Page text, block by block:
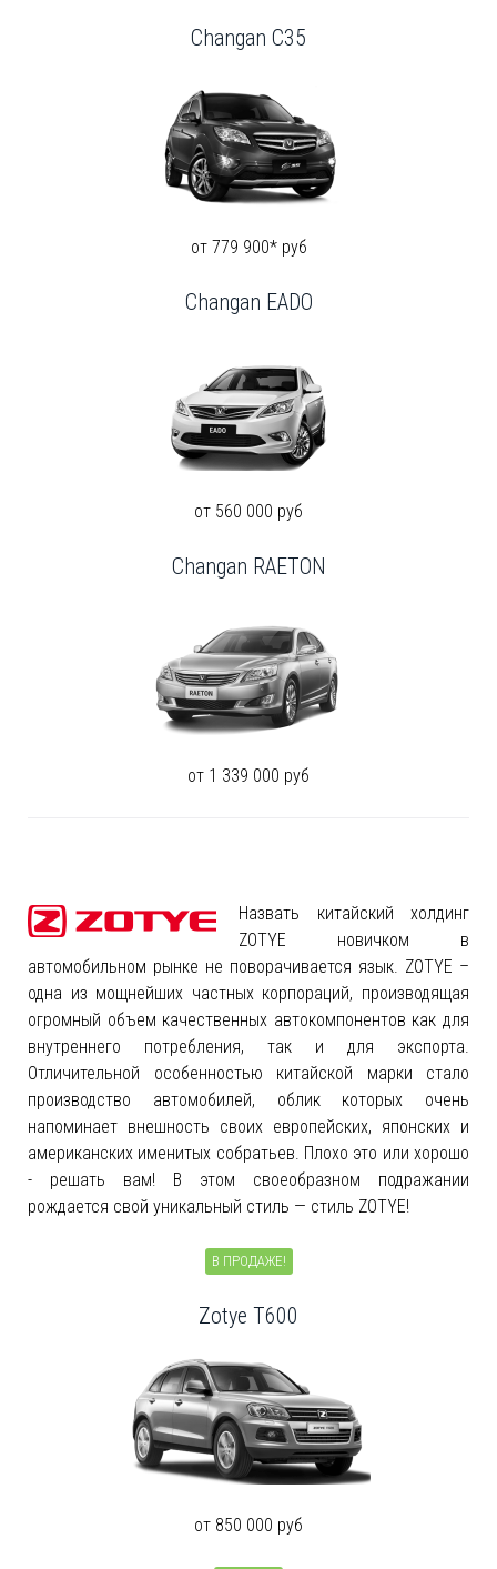
Changan C35
от 779 900* руб
Changan EADO
от 560 000 руб
Changan RAETON
от 1 339 000 руб
Назвать китайский холдинг
ZOTYE новичком в
автомобильном рынке не поворачивается язык. ZOTYE –
одна из мощнейших частных корпораций, производящая
огромный объем качественных автокомпонентов как для
внутреннего потребления, так и для экспорта.
Отличительной особенностью китайской марки стало
производство автомобилей, облик которых очень
напоминает внешность своих европейских, японских и
американских именитых собратьев. Плохо это или хорошо
- решать вам! В этом своеобразном подражании
рождается свой уникальный стиль — стиль ZOTYE!
В ПРОДАЖЕ!
Zotye T600
от 850 000 руб